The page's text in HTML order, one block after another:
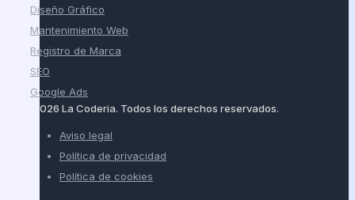
Diseño Gráfico
Mantenimiento Web
Registro de Marca
SEO
Google Ads
© 2026 La Coderia. Todos los derechos reservados.
Aviso legal
Política de privacidad
Política de cookies